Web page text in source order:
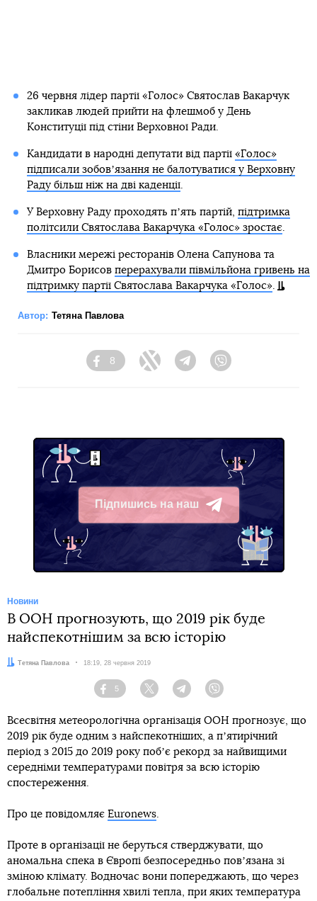
26 червня лідер партії «Голос» Святослав Вакарчук
закликав людей прийти на флешмоб у День
Конституції під стіни Верховної Ради.
Кандидати в народні депутати від партії «Голос»
підписали зобовʼязання не балотуватися у Верховну
Раду більш ніж на дві каденції.
У Верховну Раду проходять пʼять партій, підтримка
політсили Святослава Вакарчука «Голос» зростає.
Власники мережі ресторанів Олена Сапунова та
Дмитро Борисов перерахували півмільйона гривень на
підтримку партії Святослава Вакарчука «Голос».
Автор: Тетяна Павлова
Facebook
8
Twitter TelegramViber
Підпишись на наш
Telegram
Новини
В ООН прогнозують, що 2019 рік буде
найспекотнішим за всю історію
Автор:
Тетяна Павлова Дата:
18:19, 28 червня 2019
Facebook
5
Twitter TelegramViber
Всесвітня метеорологічна організація ООН прогнозує, що
2019 рік буде одним з найспекотніших, а пʼятирічний
період з 2015 до 2019 року побʼє рекорд за найвищими
середніми температурами повітря за всю історію
спостереження.
Про це повідомляє Euronews
Проте в організації не беруться стверджувати, що
аномальна спека в Європі безпосередньо повʼязана зі
зміною клімату. Водночас вони попереджають, що через
глобальне потепління хвилі тепла, при яких температура